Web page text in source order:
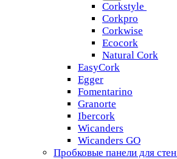
Corkstyle
Corkpro
Corkwise
Ecocork
Natural Cork
EasyCork
Egger
Fomentarino
Granorte
Ibercork
Wicanders
Wicanders GO
Пробковые панели для стен